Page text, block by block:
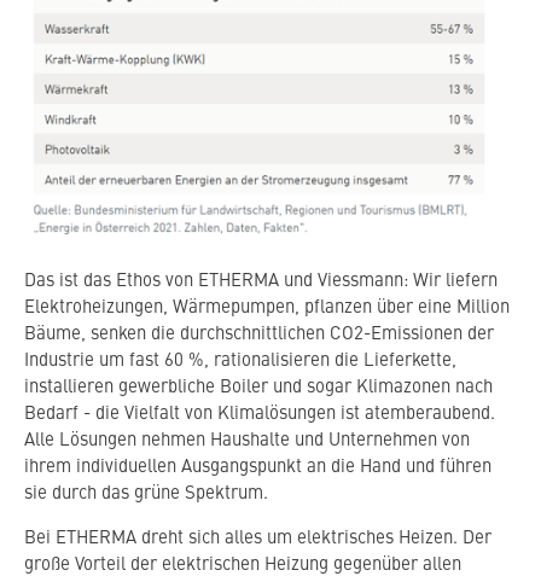
Das ist das Ethos von ETHERMA und Viessmann: Wir liefern
Elektroheizungen, Wärmepumpen, pflanzen über eine Million
Bäume, senken die durchschnittlichen CO2-Emissionen der
Industrie um fast 60 %, rationalisieren die Lieferkette,
installieren gewerbliche Boiler und sogar Klimazonen nach
Bedarf - die Vielfalt von Klimalösungen ist atemberaubend.
Alle Lösungen nehmen Haushalte und Unternehmen von
ihrem individuellen Ausgangspunkt an die Hand und führen
sie durch das grüne Spektrum.
Bei ETHERMA dreht sich alles um elektrisches Heizen. Der
große Vorteil der elektrischen Heizung gegenüber allen